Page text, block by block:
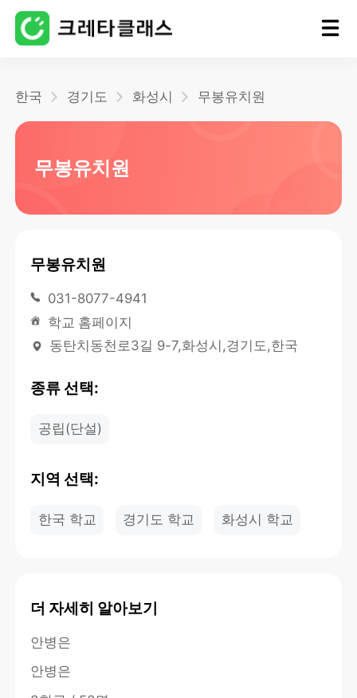
한국 경기도 화성시 무봉유치원
무봉유치원
무봉유치원
031-8077-4941
학교 홈페이지
동탄치동천로3길 9-7,화성시,경기도,한국
종류 선택:
공립(단설)
지역 선택:
한국 학교 경기도 학교 화성시 학교
더 자세히 알아보기
안병은
안병은